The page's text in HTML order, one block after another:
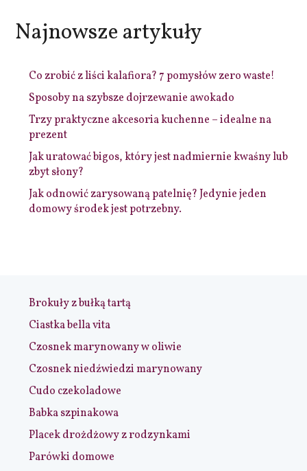
Najnowsze artykuły
Co zrobić z liści kalafiora? 7 pomysłów zero waste!
Sposoby na szybsze dojrzewanie awokado
Trzy praktyczne akcesoria kuchenne – idealne na
prezent
Jak uratować bigos, który jest nadmiernie kwaśny lub
zbyt słony?
Jak odnowić zarysowaną patelnię? Jedynie jeden
domowy środek jest potrzebny.
Brokuły z bułką tartą
Ciastka bella vita
Czosnek marynowany w oliwie
Czosnek niedźwiedzi marynowany
Cudo czekoladowe
Babka szpinakowa
Placek drożdżowy z rodzynkami
Parówki domowe